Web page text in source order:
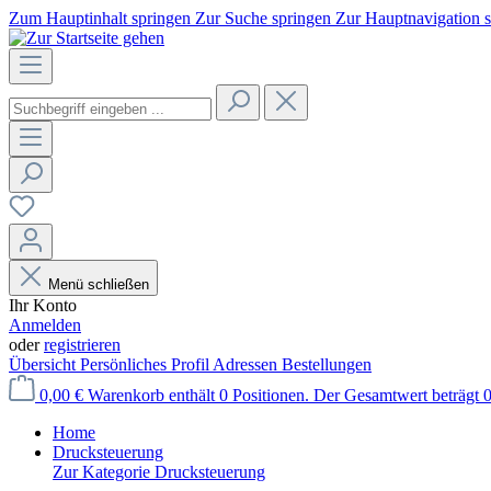
Zum Hauptinhalt springen Zur Suche springen Zur Hauptnavigation
Menü schließen
Ihr Konto
Anmelden
oderregistrieren
Übersicht Persönliches Profil Adressen Bestellungen
0,00 € Warenkorb enthält 0 Positionen. Der Gesamtwert beträgt
Home
Drucksteuerung
Zur Kategorie Drucksteuerung